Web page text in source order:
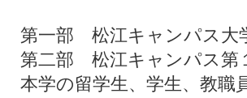
松江キャンパス大学
江キャンパス第１
本学の留学生、学生、教職